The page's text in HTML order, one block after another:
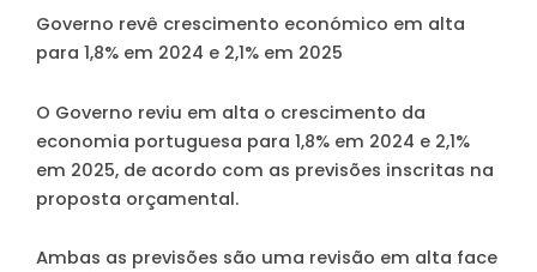
Governo revê crescimento económico em alta
para 1,8% em 2024 e 2,1% em 2025
O Governo reviu em alta o crescimento da
economia portuguesa para 1,8% em 2024 e 2,1%
em 2025, de acordo com as previsões inscritas na
proposta orçamental.
Ambas as previsões são uma revisão em alta face